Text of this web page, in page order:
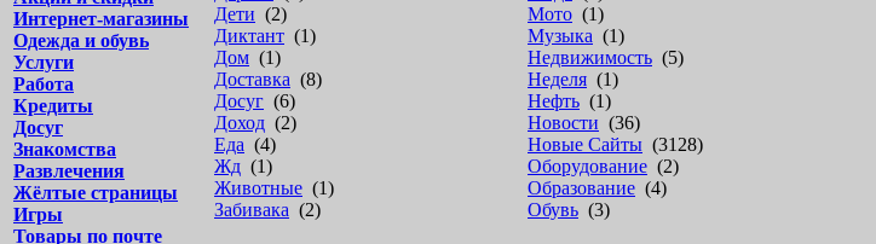
Интернет-магазины
Одежда и обувь
Услуги
Работа
Кредиты
Досуг
Знакомства
Развлечения
Жёлтые страницы
Игры
Товары по почте
Дети (2)
Диктант (1)
Дом (1)
Доставка (8)
Досуг (6)
Доход (2)
Еда (4)
Жд (1)
Животные (1)
Забивака (2)
Мото (1)
Музыка (1)
Недвижимость (5)
Неделя (1)
Нефть (1)
Новости (36)
Новые Сайты (3128)
Оборудование (2)
Образование (4)
Обувь (3)